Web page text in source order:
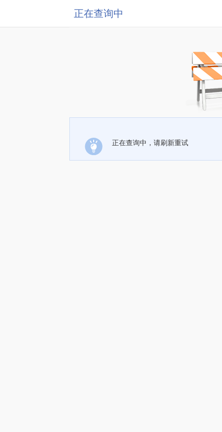
正在查询中
正在查询中，请刷新重试